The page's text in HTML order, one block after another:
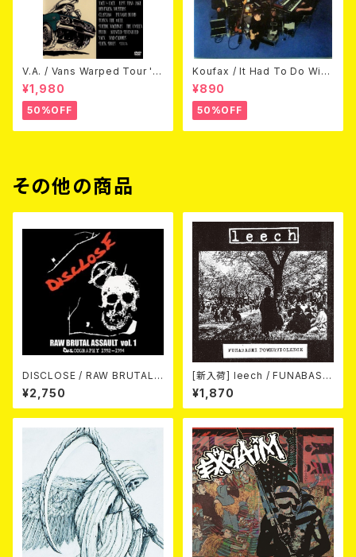
V.A. / Vans Warped Tour '0
3 (DVD)
¥1,980
50%OFF
Koufax / It Had To Do With
Love (CD)
¥890
50%OFF
その他の商品
DISCLOSE / RAW BRUTAL
ASSAULT Vol.1 : DISCOGRA
PHY 1992-1994 (2CD)
¥2,750
[新入荷] leech / FUNABASHI
POWERVIOLENCE (CD)
¥1,870